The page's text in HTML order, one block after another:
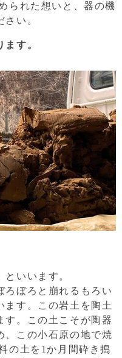
られた想いと、器の機
い。
す。
いいます。
ろぼろと崩れるもろい
ます。この岩土を陶土
す。この土こそが陶器
、この小石原の地で焼
の土を1か月間砕き搗